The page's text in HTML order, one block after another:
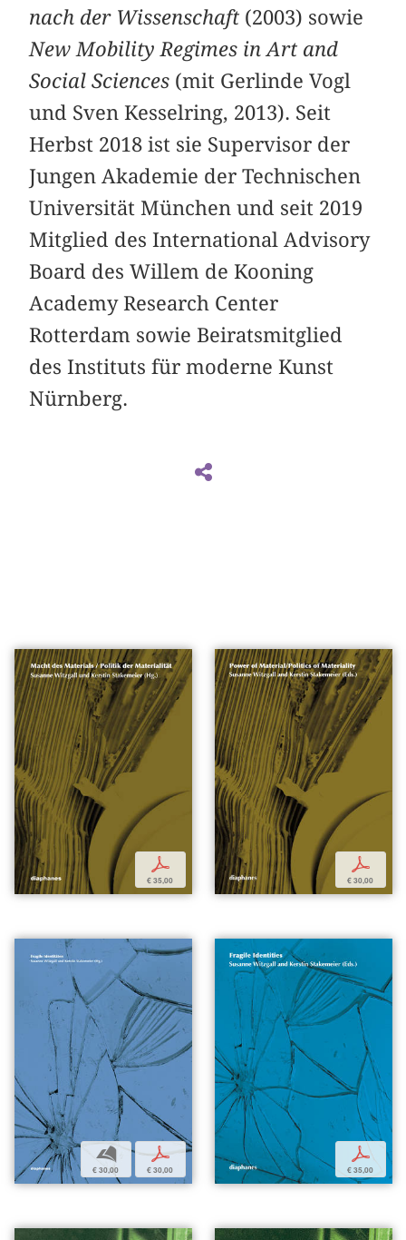
nach der Wissenschaft (2003) sowie
New Mobility Regimes in Art and
Social Sciences (mit Gerlinde Vogl
und Sven Kesselring, 2013). Seit
Herbst 2018 ist sie Supervisor der
Jungen Akademie der Technischen
Universität München und seit 2019
Mitglied des International Advisory
Board des Willem de Kooning
Academy Research Center
Rotterdam sowie Beiratsmitglied
des Instituts für moderne Kunst
Nürnberg.
p
€ 35,00
p
€ 30,00
b
€ 30,00
p
€ 30,00
p
€ 35,00